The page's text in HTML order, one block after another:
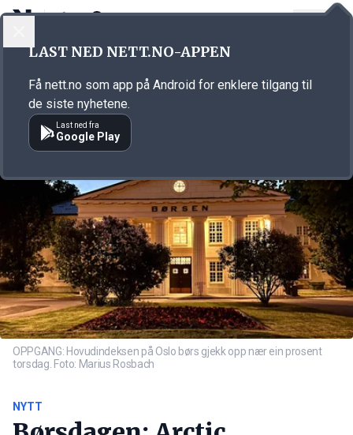
Annonsørinnhold
OPPGANG: Hovudindeksen på Oslo børs gjekk opp nær ein prosent
torsdag. Foto: Marius Rosbach
NYTT
LAST NED NETT.NO-APPEN
Få nett.no som app på Android for enklere tilgang til
de siste nyhetene.
Last ned fra
Google Play